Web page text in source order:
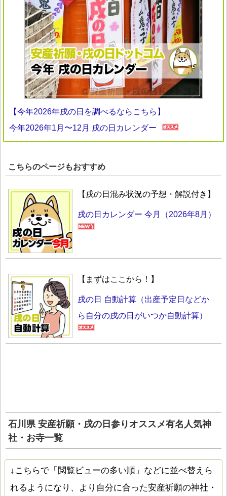
【今年2026年戌の日を調べるならこちら】
今年2026年1月〜12月 戌の日カレンダー
こちらのページもおすすめ
【戌の日混み状況の予想・解説付き】
戌の日カレンダー 今月（2026年8月）
【まずはここから！】
戌の日 自動計算（出産予定日などか
ら自分の戌の日がいつか自動計算）
石川県 安産祈願・戌の日参りオススメ有名人気神
社・お寺一覧
↓こちらで「閲覧ビューの多い順」などに並べ替えら
れるようになり、より自分に合った安産祈願の神社・